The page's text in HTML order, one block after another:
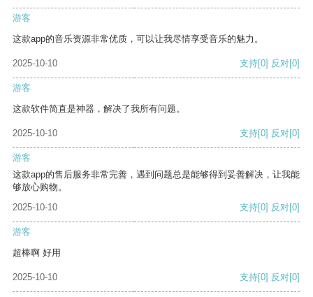
游客
这款app的音乐资源非常优质，可以让我尽情享受音乐的魅力。
2025-10-10 支持[0] 反对[0]
游客
这款软件简直是神器，解决了我所有问题。
2025-10-10 支持[0] 反对[0]
游客
这款app的售后服务非常完善，遇到问题总是能够得到妥善解决，让我能
够放心购物。
2025-10-10
支持[0] 反对[0]
游客
超棒啊 好用
2025-10-10 支持[0] 反对[0]